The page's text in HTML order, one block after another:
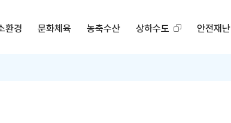
환경 문화체육 농축수산 상하수도 안전재난